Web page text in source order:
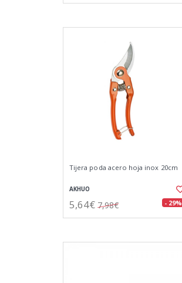
Tijera poda acero hoja inox 20cm
AKHUO
5,64€ 7,98€ - 29%